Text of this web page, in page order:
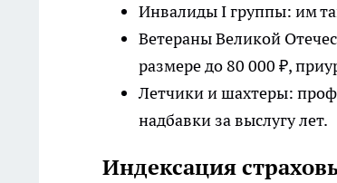
Инвалиды I группы: им
Ветераны Великой
размере до 80 000 ₽,
Летчики и шахтеры:
надбавки за выслугу лет.
Индексация